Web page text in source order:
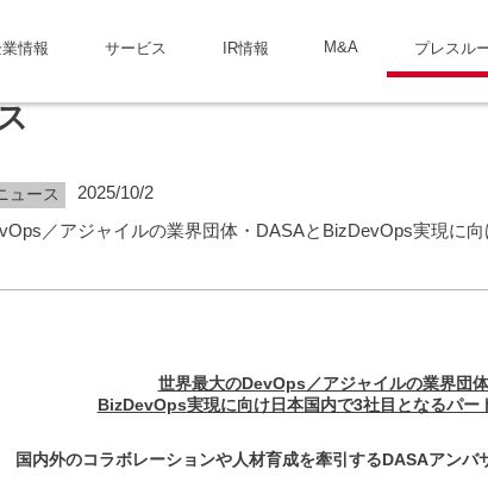
情報 サービス IR情報 M&A プレスル
ュース
2025/10/2
／アジャイルの業界団体・DASAとBizDevOps実現に
世界最大のDevOps／アジャイルの業界団
BizDevOps実現に向け日本国内で3社目となるパー
国内外のコラボレーションや人材育成を牽引するDASAアンバ